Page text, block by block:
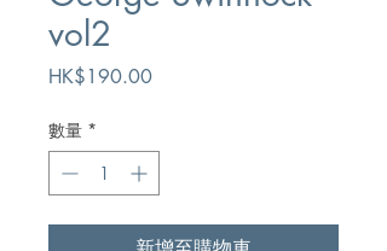
vol2
HK$190.00價
數量 *